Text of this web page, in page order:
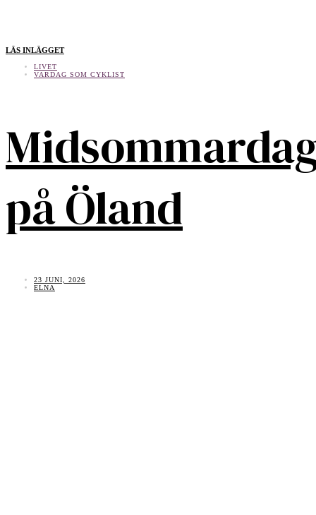
LÄS INLÄGGET
LIVET
VARDAG SOM CYKLIST
på Öland
23 JUNI, 2026
ELNA